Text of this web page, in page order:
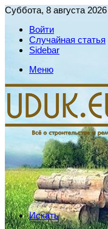
Суббота, 8 августа 2026
Войти
Случайная статья
Sidebar
Меню
Искать